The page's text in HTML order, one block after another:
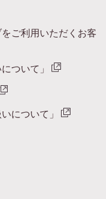
ご利用いただくお客
ついて」
について」